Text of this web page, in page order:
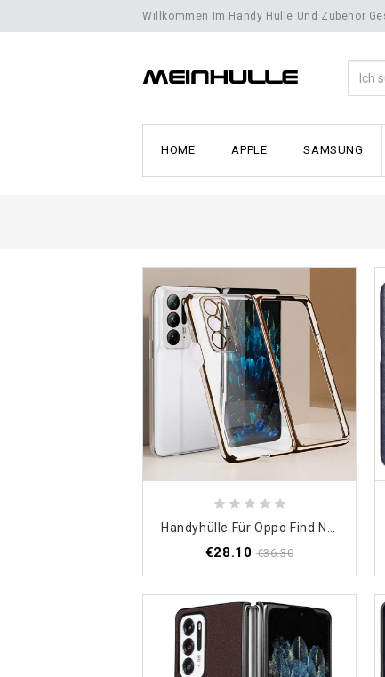
Willkommen Im Handy Hülle Und Zubehör
HOME APPLE SAMSUNG
€28.10 €36.30